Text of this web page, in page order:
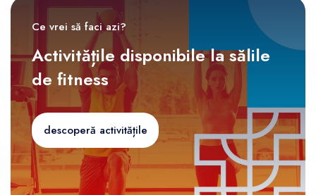
Ce vrei să faci azi?
Activitățile disponibile la sălile
de fitness
descoperă activitățile